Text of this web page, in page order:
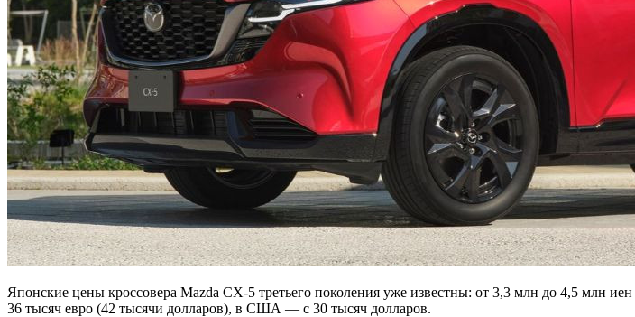
Японские цены кроссовера Mazda CX-5 третьего поколения уже известны: от 3,3 млн до 4,5 млн
36 тысяч евро (42 тысячи долларов), в США — с 30 тысяч долларов.